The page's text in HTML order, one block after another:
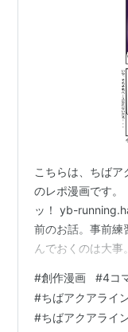
こちらは、ちば
のレポ漫画です。
ッ！ yb-
前のお話。事前練
んでおくのは大事
と大事。。。（笑
は、コロナ禍の開
出。毎日入力しな
#創作漫画 #4コ
#ちばアクアライ
#ちばアクアライ